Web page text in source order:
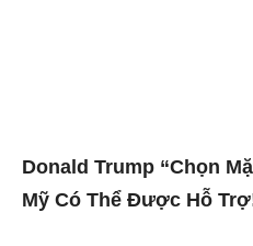
Donald Trump “Chọn
Mỹ Có Thể Được Hỗ